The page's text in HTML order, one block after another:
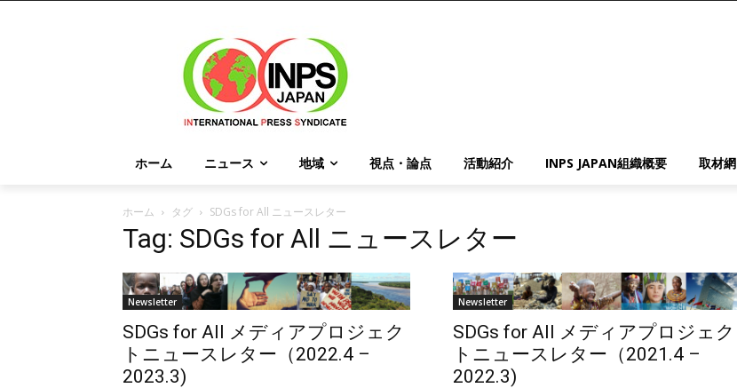
ホーム ニュース 地域 視点・論点 活動紹介 INPS JAPAN組織概要 取材網
ホーム タグ SDGs for All ニュースレター
Tag: SDGs for All ニュースレター
Newsletter
SDGs for All メディアプロジェク
トニュースレター（2022.4 –
2023.3)
Newsletter
SDGs for All メディアプロジェク
トニュースレター（2021.4 –
2022.3)